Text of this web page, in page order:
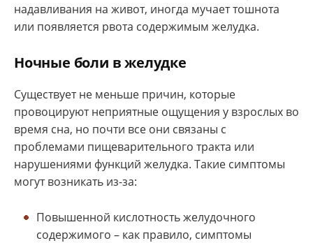
надавливания на живот, иногда мучает тошнота
или появляется рвота содержимым желудка.
Ночные боли в желудке
Существует не меньше причин, которые
провоцируют неприятные ощущения у взрослых во
время сна, но почти все они связаны с
проблемами пищеварительного тракта или
нарушениями функций желудка. Такие симптомы
могут возникать из-за:
Повышенной кислотность желудочного
содержимого – как правило, симптомы